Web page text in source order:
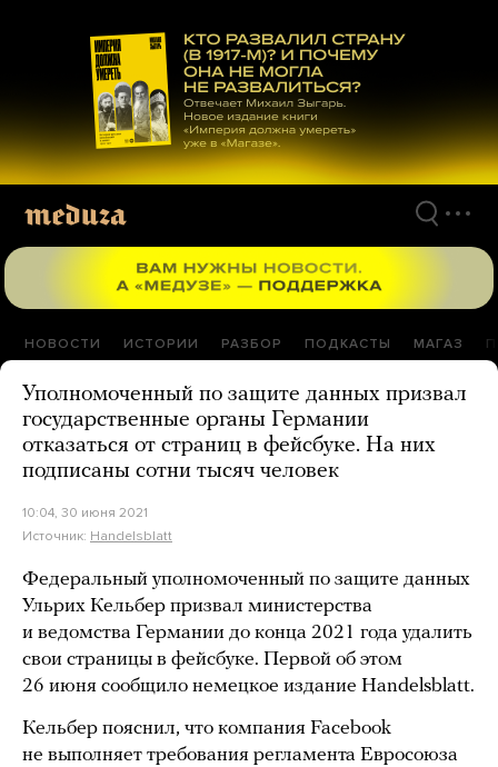
материалам
НОВОСТИ ИСТОРИИ РАЗБОР ПОДКАСТЫ МАГАЗ
Уполномоченный по защите данных призвал
государственные органы Германии
отказаться от страниц в фейсбуке. На них
подписаны сотни тысяч человек
10:04, 30 июня 2021
Источник: Handelsblatt
Федеральный уполномоченный по защите данных
Ульрих Кельбер призвал министерства
и ведомства Германии до конца 2021 года удалить
свои страницы в фейсбуке. Первой об этом
26 июня сообщило немецкое издание Handelsblatt.
Кельбер пояснил, что компания Facebook
не выполняет требования регламента Евросоюза